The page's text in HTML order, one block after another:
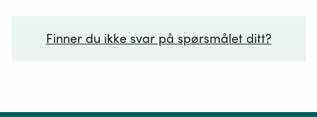
Finner du ikke svar på spørsmålet ditt?